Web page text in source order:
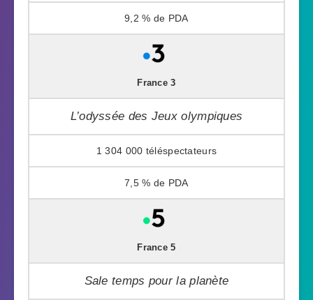
9,2 %
France 3
L’odyssée des Jeux olympiques
1 304 000
7,5 %
France 5
Sale temps pour la planète